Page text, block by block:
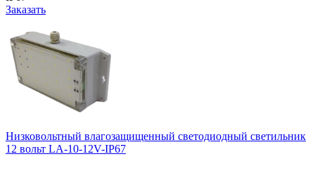
Заказать
Низковольтный влагозащищенный светодиодный светильник
12 вольт LA-10-12V-IP67